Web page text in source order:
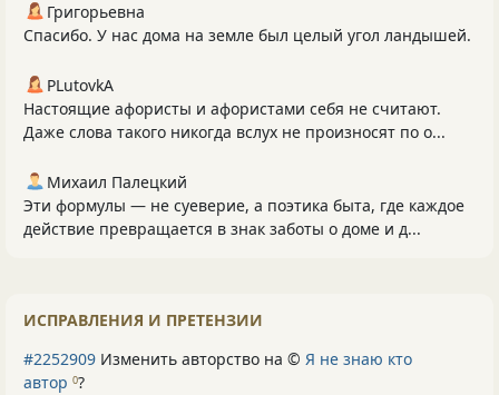
Григорьевна
Спасибо. У нас дома на земле был целый угол ландышей.
PLutоvkА
Настоящие афористы и афористами себя не считают.
Даже слова такого никогда вслух не произносят по о...
Михаил Палецкий
Эти формулы — не суеверие, а поэтика быта, где каждое
действие превращается в знак заботы о доме и д...
ИСПРАВЛЕНИЯ И ПРЕТЕНЗИИ
#2252909 Изменить авторство на © Я не знаю кто
автор 0?